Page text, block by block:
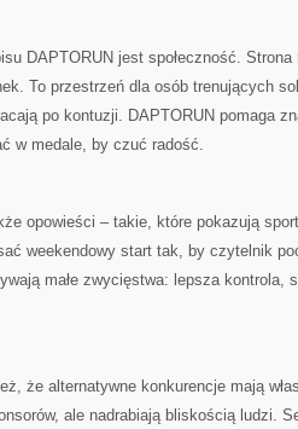
DAPTORUN jest społeczność.
To przestrzeń dla osób trenujących
po kontuzji. DAPTORUN pomaga
w medale, by czuć radość.
opowieści – takie, które pokazują
weekendowy start tak, by czytelnik
małe zwycięstwa: lepsza kontrola,
że alternatywne konkurencje mają
ale nadrabiają bliskością ludzi.